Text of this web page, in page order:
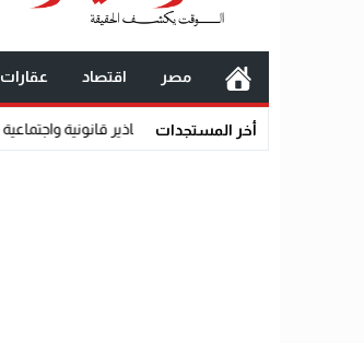
مصر اقتصاد عقارات
أخر المستجدات